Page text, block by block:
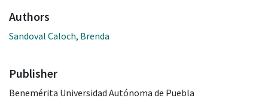
Authors
Sandoval Caloch, Brenda
Publisher
Benemérita Universidad Autónoma de Puebla